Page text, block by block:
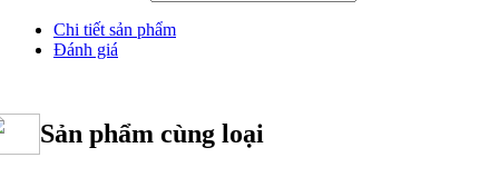
Chi tiết sản phẩm
Đánh giá
Sản phẩm cùng loại